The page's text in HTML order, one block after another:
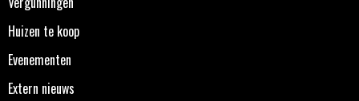
Huizen te koop
Evenementen
Extern nieuws